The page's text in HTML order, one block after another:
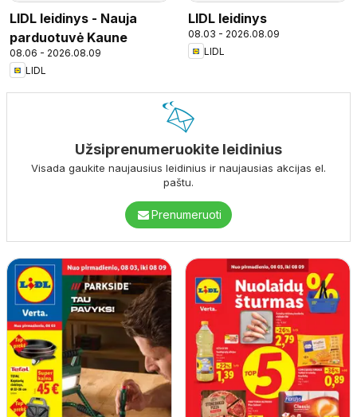
LIDL leidinys - Nauja
parduotuvė Kaune
08.06 - 2026.08.09
LIDL
LIDL leidinys
08.03 - 2026.08.09
LIDL
Užsiprenumeruokite leidinius
Visada gaukite naujausius leidinius ir naujausias akcijas el.
paštu.
Prenumeruoti